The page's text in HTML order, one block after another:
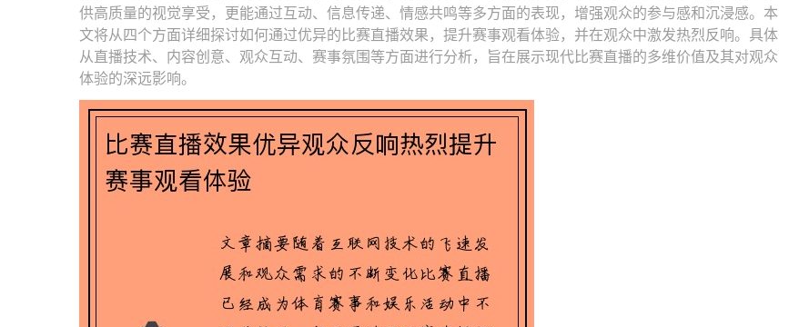
供高质量的视觉享受，更能通过互动、信息传递、情感共鸣等多方面的表现，增强观众的参与感和沉浸感。本
文将从四个方面详细探讨如何通过优异的比赛直播效果，提升赛事观看体验，并在观众中激发热烈反响。具体
从直播技术、内容创意、观众互动、赛事氛围等方面进行分析，旨在展示现代比赛直播的多维价值及其对观众
体验的深远影响。